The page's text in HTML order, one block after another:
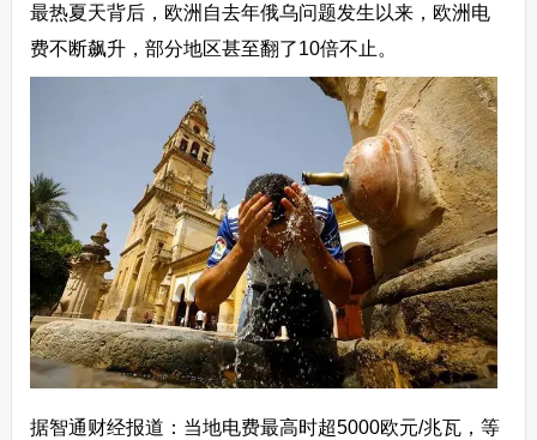
最热夏天背后，欧洲自去年俄乌问题发生以来，欧洲电
费不断飙升，部分地区甚至翻了10倍不止。
据智通财经报道：当地电费最高时超5000欧元/兆瓦，等